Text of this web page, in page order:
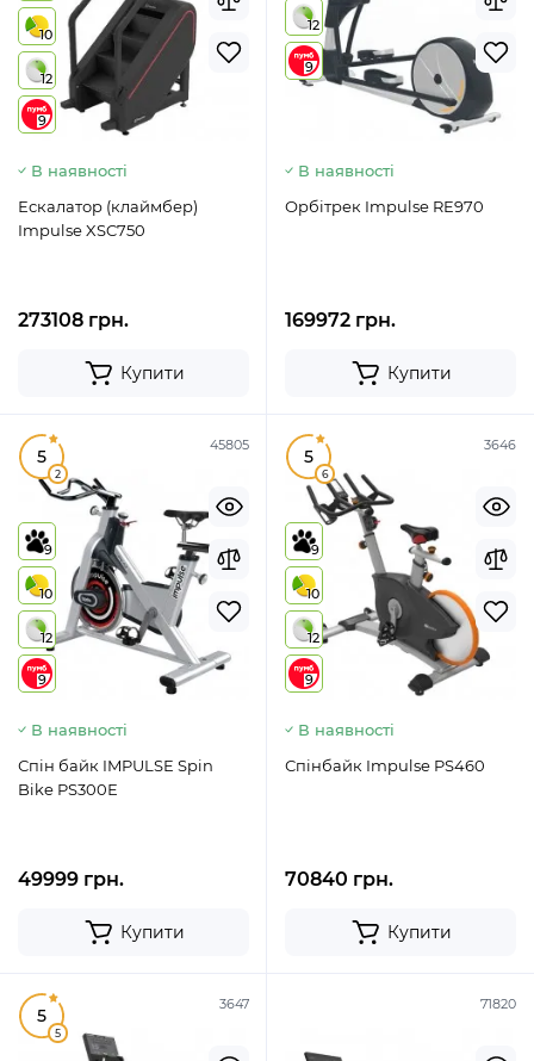
10
12
9
В наявності
Ескалатор (клаймбер)
Impulse XSC750
273108 грн.
Купити
12
9
В наявності
Орбітрек Impulse RE970
169972 грн.
Купити
45805
5
2
9
10
12
9
В наявності
Спін байк IMPULSE Spin
Bike PS300Е
49999 грн.
Купити
3646
5
6
9
10
12
9
В наявності
Спінбайк Impulse PS460
70840 грн.
Купити
3647
5
5
71820